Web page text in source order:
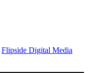
Flipside Digital Media